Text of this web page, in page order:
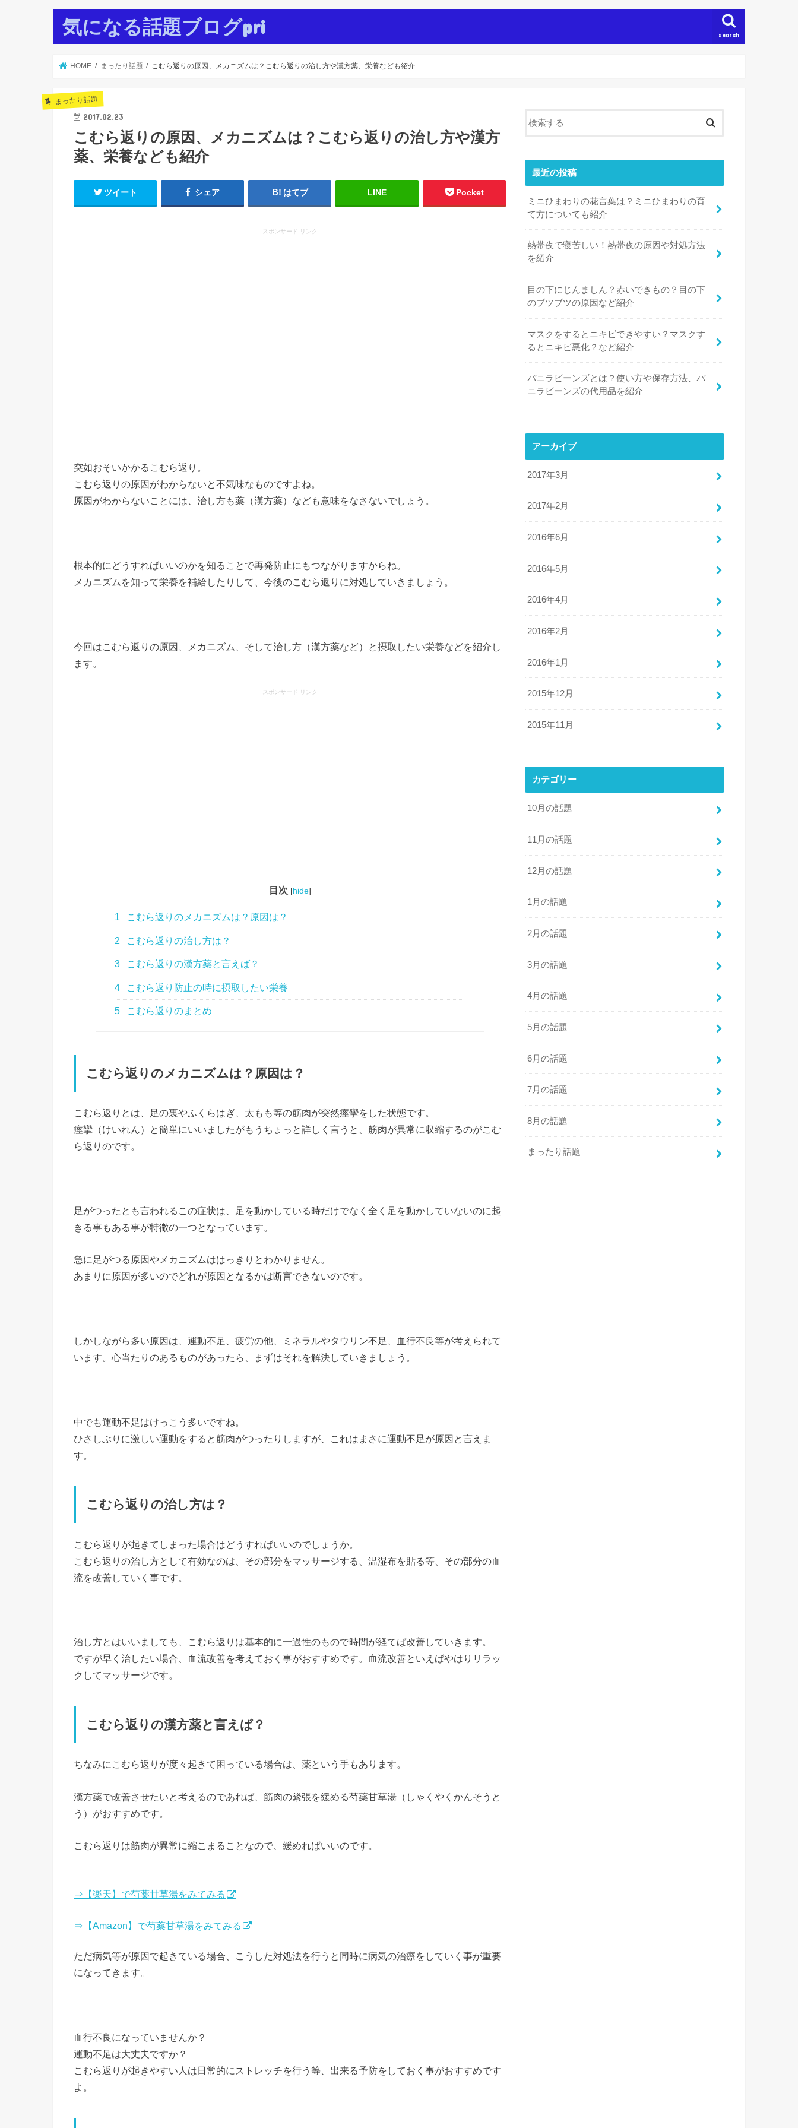
気になる話題ブログpri search
HOME まったり話題 こむら返りの原因、メカニズムは？こむら返りの治し方や漢方薬、栄養なども紹介
まったり話題
2017.02.23
こむら返りの原因、メカニズムは？こむら返りの治し方や漢方
薬、栄養なども紹介
ツイート シェア はてブ LINE Pocket
スポンサード リンク
突如おそいかかるこむら返り。
こむら返りの原因がわからないと不気味なものですよね。
原因がわからないことには、治し方も薬（漢方薬）なども意味をなさないでしょう。
根本的にどうすればいいのかを知ることで再発防止にもつながりますからね。
メカニズムを知って栄養を補給したりして、今後のこむら返りに対処していきましょう。
今回はこむら返りの原因、メカニズム、そして治し方（漢方薬など）と摂取したい栄養などを紹介し
ます。
スポンサード リンク
目次 [hide]
1 こむら返りのメカニズムは？原因は？
2 こむら返りの治し方は？
3 こむら返りの漢方薬と言えば？
4 こむら返り防止の時に摂取したい栄養
5 こむら返りのまとめ
こむら返りのメカニズムは？原因は？
こむら返りとは、足の裏やふくらはぎ、太もも等の筋肉が突然痙攣をした状態です。
痙攣（けいれん）と簡単にいいましたがもうちょっと詳しく言うと、筋肉が異常に収縮するのがこむ
ら返りのです。
足がつったとも言われるこの症状は、足を動かしている時だけでなく全く足を動かしていないのに起
きる事もある事が特徴の一つとなっています。
急に足がつる原因やメカニズムははっきりとわかりません。
あまりに原因が多いのでどれが原因となるかは断言できないのです。
しかしながら多い原因は、運動不足、疲労の他、ミネラルやタウリン不足、血行不良等が考えられて
います。心当たりのあるものがあったら、まずはそれを解決していきましょう。
中でも運動不足はけっこう多いですね。
ひさしぶりに激しい運動をすると筋肉がつったりしますが、これはまさに運動不足が原因と言えま
す。
こむら返りの治し方は？
こむら返りが起きてしまった場合はどうすればいいのでしょうか。
こむら返りの治し方として有効なのは、その部分をマッサージする、温湿布を貼る等、その部分の血
流を改善していく事です。
治し方とはいいましても、こむら返りは基本的に一過性のもので時間が経てば改善していきます。
ですが早く治したい場合、血流改善を考えておく事がおすすめです。血流改善といえばやはりリラッ
クしてマッサージです。
こむら返りの漢方薬と言えば？
ちなみにこむら返りが度々起きて困っている場合は、薬という手もあります。
漢方薬で改善させたいと考えるのであれば、筋肉の緊張を緩める芍薬甘草湯（しゃくやくかんそうと
う）がおすすめです。
こむら返りは筋肉が異常に縮こまることなので、緩めればいいのです。
⇒【楽天】で芍薬甘草湯をみてみる
⇒【Amazon】で芍薬甘草湯をみてみる
ただ病気等が原因で起きている場合、こうした対処法を行うと同時に病気の治療をしていく事が重要
になってきます。
血行不良になっていませんか？
運動不足は大丈夫ですか？
こむら返りが起きやすい人は日常的にストレッチを行う等、出来る予防をしておく事がおすすめです
よ。
最近の投稿
ミニひまわりの花言葉は？ミニひまわりの育
て方についても紹介
熱帯夜で寝苦しい！熱帯夜の原因や対処方法
を紹介
目の下にじんましん？赤いできもの？目の下
のブツブツの原因など紹介
マスクをするとニキビできやすい？マスクす
るとニキビ悪化？など紹介
バニラビーンズとは？使い方や保存方法、バ
ニラビーンズの代用品を紹介
アーカイブ
2017年3月
2017年2月
2016年6月
2016年5月
2016年4月
2016年2月
2016年1月
2015年12月
2015年11月
カテゴリー
10月の話題
11月の話題
12月の話題
1月の話題
2月の話題
3月の話題
4月の話題
5月の話題
6月の話題
7月の話題
8月の話題
まったり話題